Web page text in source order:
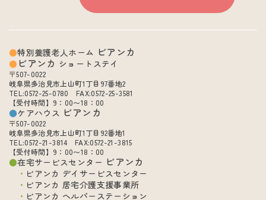
特別養護老人ホーム ビアンカ
ビアンカ ショートステイ
〒507-0022
岐阜県多治見市上山町1丁目97番地2
TEL:0572-25-0780 FAX:0572-25-3581
【受付時間】9：00〜18：00
ケアハウス ビアンカ
〒507-0022
岐阜県多治見市上山町1丁目92番地1
TEL:0572-21-3814 FAX:0572-21-3815
【受付時間】9：00〜18：00
在宅サービスセンター ビアンカ
ビアンカ デイサービスセンター
ビアンカ 居宅介護支援事業所
ビアンカ ヘルパーステーション